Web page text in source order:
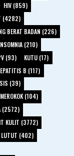
HIV (859)
(4282)
BERAT BADAN (226)
(210)
(93)
KUTU (17)
B (117)
(39)
(104)
(2572)
KULIT (3772)
LUTUT (402)